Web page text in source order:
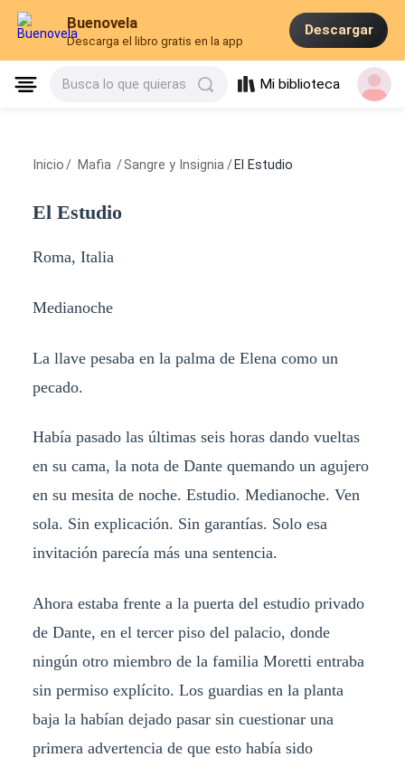
Buenovela
Descarga el libro gratis en la app
Descargar
Busca lo que quieras Mi biblioteca
Inicio / Mafia /Sangre y Insignia / El Estudio
El Estudio
Roma, Italia
Medianoche
La llave pesaba en la palma de Elena como un
pecado.
Había pasado las últimas seis horas dando vueltas
en su cama, la nota de Dante quemando un agujero
en su mesita de noche. Estudio. Medianoche. Ven
sola. Sin explicación. Sin garantías. Solo esa
invitación parecía más una sentencia.
Ahora estaba frente a la puerta del estudio privado
de Dante, en el tercer piso del palacio, donde
ningún otro miembro de la familia Moretti entraba
sin permiso explícito. Los guardias en la planta
baja la habían dejado pasar sin cuestionar una
primera advertencia de que esto había sido